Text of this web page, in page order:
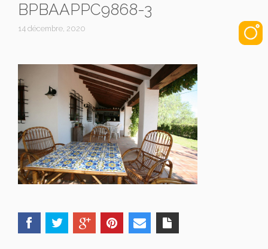
BPBAAPPC9868-3
14 décembre, 2020